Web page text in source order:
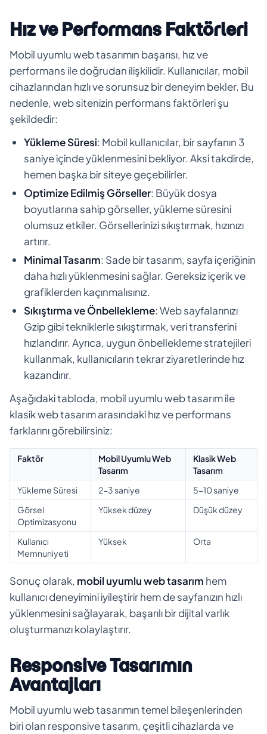
Hız ve Performans Faktörleri
Mobil uyumlu web tasarımın başarısı, hız ve
performans ile doğrudan ilişkilidir. Kullanıcılar, mobil
cihazlarından hızlı ve sorunsuz bir deneyim bekler. Bu
nedenle, web sitenizin performans faktörleri şu
şekildedir:
Yükleme Süresi: Mobil kullanıcılar, bir sayfanın 3
saniye içinde yüklenmesini bekliyor. Aksi takdirde,
hemen başka bir siteye geçebilirler.
Optimize Edilmiş Görseller: Büyük dosya
boyutlarına sahip görseller, yükleme süresini
olumsuz etkiler. Görsellerinizi sıkıştırmak, hızınızı
artırır.
Minimal Tasarım: Sade bir tasarım, sayfa içeriğinin
daha hızlı yüklenmesini sağlar. Gereksiz içerik ve
grafiklerden kaçınmalısınız.
Sıkıştırma ve Önbellekleme: Web sayfalarınızı
Gzip gibi tekniklerle sıkıştırmak, veri transferini
hızlandırır. Ayrıca, uygun önbellekleme stratejileri
kullanmak, kullanıcıların tekrar ziyaretlerinde hız
kazandırır.
Aşağıdaki tabloda, mobil uyumlu web tasarım ile
klasik web tasarım arasındaki hız ve performans
farklarını görebilirsiniz:
Faktör
Mobil Uyumlu Web
Tasarım
Klasik Web
Tasarım
Yükleme Süresi
2-3 saniye
5-10 saniye
Görsel
Optimizasyonu
Yüksek düzey Düşük düzey
Kullanıcı
Memnuniyeti
Yüksek Orta
Sonuç olarak, mobil uyumlu web tasarım hem
kullanıcı deneyimini iyileştirir hem de sayfanızın hızlı
yüklenmesini sağlayarak, başarılı bir dijital varlık
oluşturmanızı kolaylaştırır.
Responsive Tasarımın
Avantajları
Mobil uyumlu web tasarımın temel bileşenlerinden
biri olan responsive tasarım, çeşitli cihazlarda ve